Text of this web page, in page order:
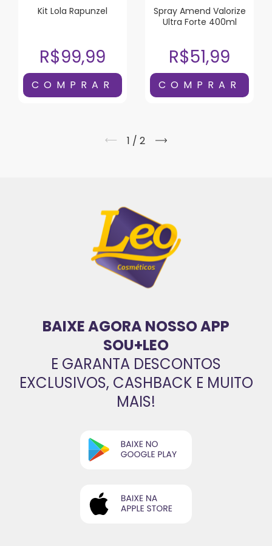
Kit Lola Rapunzel
R$99,99
Spray Amend Valorize
Ultra Forte 400ml
R$51,99
1 / 2
BAIXE AGORA NOSSO APP
SOU+LEO
E GARANTA DESCONTOS
EXCLUSIVOS, CASHBACK E MUITO
MAIS!